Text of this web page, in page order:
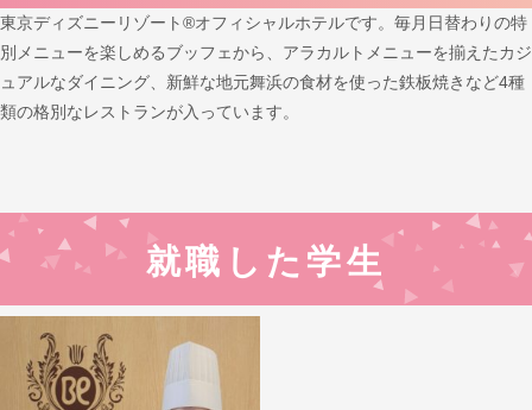
東京ディズニーリゾート®オフィシャルホテルです。毎月日替わりの特
別メニューを楽しめるブッフェから、アラカルトメニューを揃えたカジ
ュアルなダイニング、新鮮な地元舞浜の食材を使った鉄板焼きなど4種
類の格別なレストランが入っています。
就職した学生